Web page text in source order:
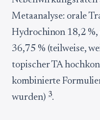
Metaanalyse: orale
Hydrochinon 18,2 %,
36,75 % (teilweise,
topischer TA
kombinierte
wurden) 3.